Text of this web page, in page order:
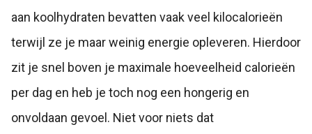
aan koolhydraten bevatten vaak veel kilocalorieën
terwijl ze je maar weinig energie opleveren. Hierdoor
zit je snel boven je maximale hoeveelheid calorieën
per dag en heb je toch nog een hongerig en
onvoldaan gevoel. Niet voor niets dat